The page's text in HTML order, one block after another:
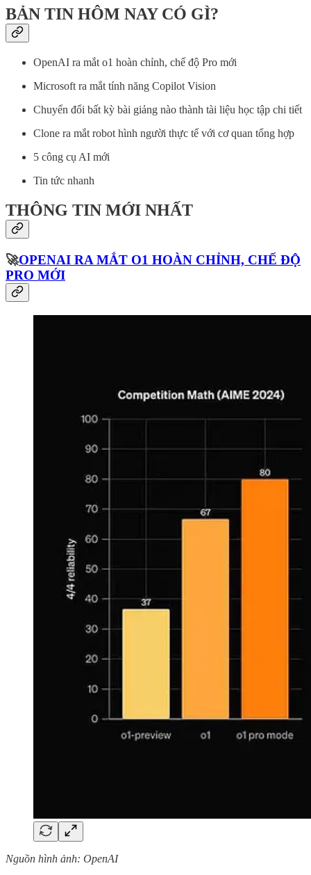
BẢN TIN HÔM NAY CÓ GÌ?
OpenAI ra mắt o1 hoàn chỉnh, chế độ Pro mới
Microsoft ra mắt tính năng Copilot Vision
Chuyển đổi bất kỳ bài giảng nào thành tài liệu học tập chi tiết
Clone ra mắt robot hình người thực tế với cơ quan tổng hợp
5 công cụ AI mới
Tin tức nhanh
THÔNG TIN MỚI NHẤT
🚀OPENAI RA MẮT O1 HOÀN CHỈNH, CHẾ ĐỘ
PRO MỚI
Nguồn hình ảnh: OpenAI